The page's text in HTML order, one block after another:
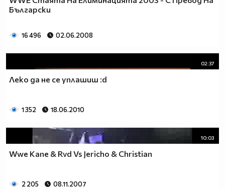
Български
16 496 02.06.2008
02:37
Леко да не се уплашиш :d
1 352 18.06.2010
10:03
Wwe Kane & Rvd Vs Jericho & Christian
2 205 08.11.2007